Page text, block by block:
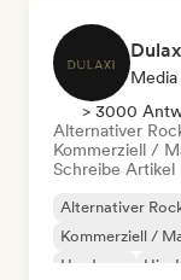
> 3000
Alternativer
Kommerziell /
Schreibe Artikel
Alternativer
Kommerziell /
Hardcore
Hip-